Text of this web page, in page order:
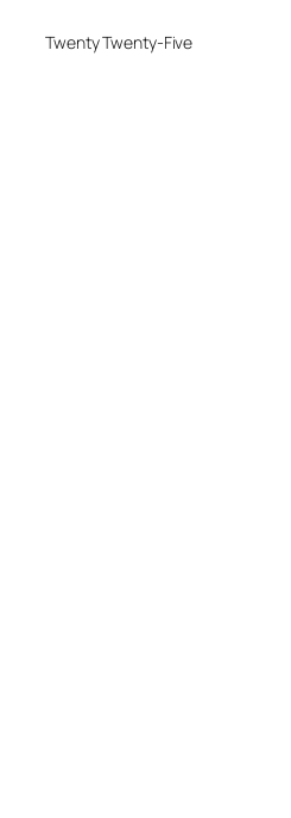
Twenty Twenty-Five